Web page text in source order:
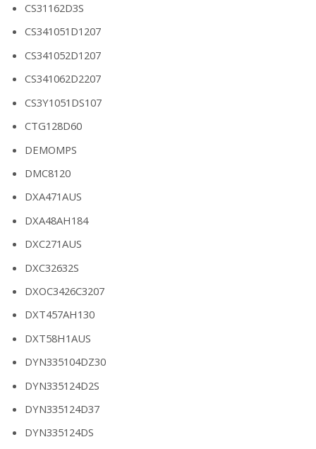
CS31162D3S
CS341051D1207
CS341052D1207
CS341062D2207
CS3Y1051DS107
CTG128D60
DEMOMPS
DMC8120
DXA471AUS
DXA48AH184
DXC271AUS
DXC32632S
DXOC3426C3207
DXT457AH130
DXT58H1AUS
DYN335104DZ30
DYN335124D2S
DYN335124D37
DYN335124DS